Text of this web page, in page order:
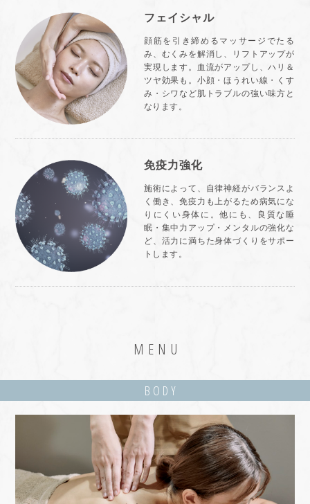
フェイシャル
顔筋を引き締めるマッサージでたる
み、むくみを解消し、リフトアップが
実現します。血流がアップし、ハリ＆
ツヤ効果も。小顔・ほうれい線・くす
み・シワなど肌トラブルの強い味方と
なります。
免疫力強化
施術によって、自律神経がバランスよ
く働き、免疫力も上がるため病気にな
りにくい身体に。他にも、良質な睡
眠・集中力アップ・メンタルの強化な
ど、活力に満ちた身体づくりをサポー
トします。
MENU
BODY